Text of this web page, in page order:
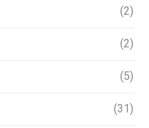
(2)
(2)
(5)
(31)